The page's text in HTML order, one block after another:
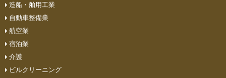
造船・舶用工業
自動車整備業
航空業
宿泊業
介護
ビルクリーニング